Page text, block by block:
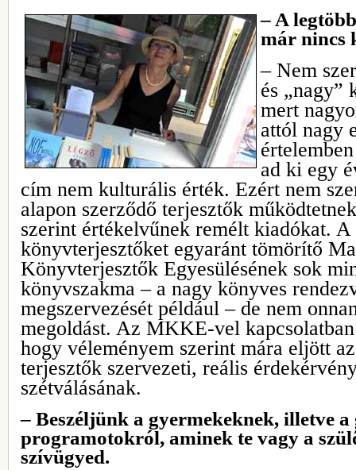
– A
már nincs
– Nem
és „nagy”
mert
attól nagy
ad ki egy
cím nem kulturális érték. Ezért nem
alapon szerződő terjesztők
szerint értékelvűnek remélt kiadókat. A
könyvterjesztőket egyaránt tömörítő
Könyvterjesztők Egyesülésének sok
könyvszakma – a nagy könyves
megszervezését például – de nem
megoldást. Az MKKE-vel
hogy véleményem szerint mára eljött
terjesztők szervezeti, reális
szétválásának.
– Beszéljünk a gyermekeknek, illetve
programotokról, aminek te vagy a
szívügyed.